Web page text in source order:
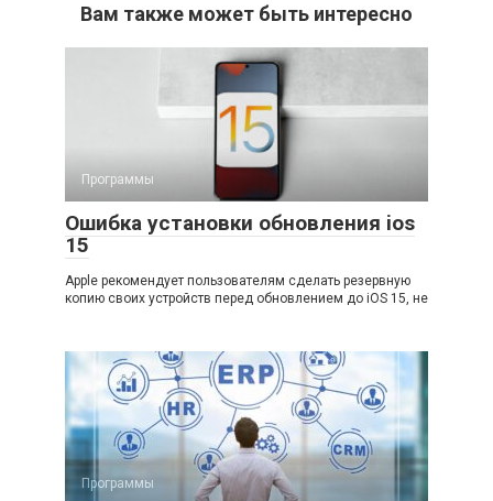
Вам также может быть интересно
Программы
Ошибка установки обновления ios
15
Apple рекомендует пользователям сделать резервную
копию своих устройств перед обновлением до iOS 15, не
Программы